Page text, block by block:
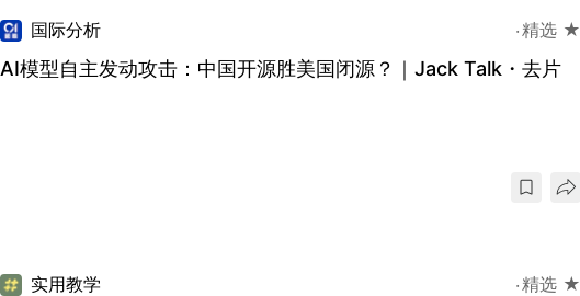
国际分析 精选 ★
AI模型自主发动攻击：中国开源胜美国闭源？｜Jack Talk・去片
实用教学 精选 ★